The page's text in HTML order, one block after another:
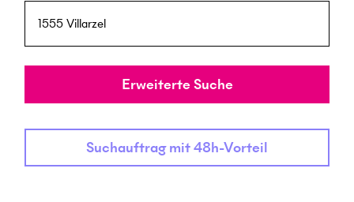
Umkreis
Erweiterte Suche
Suchauftrag mit 48h-Vorteil